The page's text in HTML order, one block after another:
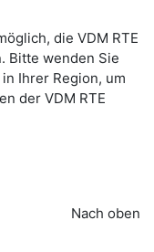
die VDM RTE
Bitte wenden Sie
Ihrer Region, um
der VDM RTE
Nach oben